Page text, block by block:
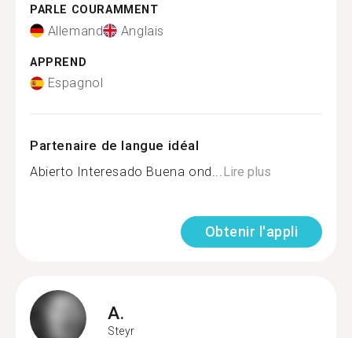
PARLE COURAMMENT
Allemand Anglais
APPREND
Espagnol
Partenaire de langue idéal
Abierto Interesado Buena ond...Lire plus
Obtenir l'appli
A.
Steyr